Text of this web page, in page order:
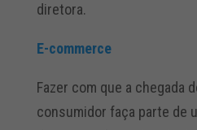
diretora.
E-commerce
Fazer com que a chegada
consumidor faça parte de